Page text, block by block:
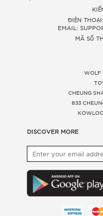
ĐIỆN
EMAIL:
MÃ SỐ
WOLF
CHEUNG
833
DISCOVER MORE